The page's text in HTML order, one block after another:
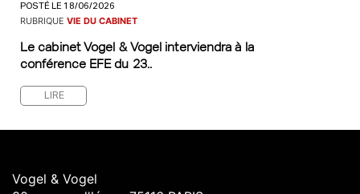
POSTÉ LE 18/06/2026
RUBRIQUE VIE DU CABINET
Le cabinet Vogel & Vogel interviendra à la
conférence EFE du 23..
LIRE
Vogel & Vogel